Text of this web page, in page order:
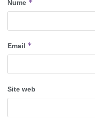
Nume *
Email *
Site web